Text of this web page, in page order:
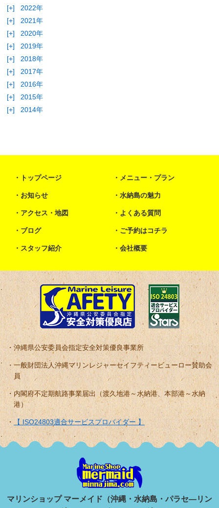
[+]
2022年
[+]
2021年
[+]
2020年
[+]
2019年
[+]
2018年
[+]
2017年
[+]
2016年
[+]
2015年
[+]
2014年
トップページ メニュー・プラン
お知らせ 水納島の魅力
アクセス・地図 よくある質問
ブログ ご予約はコチラ
スタッフ紹介 会社概要
沖縄県公安委員会指定安全対策優良事業所
一般財団法人沖縄マリンレジャーセイフティービューロー賛助会
員
内閣府不定期航路事業届出（渡久地港～水納港、本部港～水納
港）
【 ISO24803適合サービスプロバイダー 】
マリンショップ マーメイド（沖縄・水納島・パラセ―リン